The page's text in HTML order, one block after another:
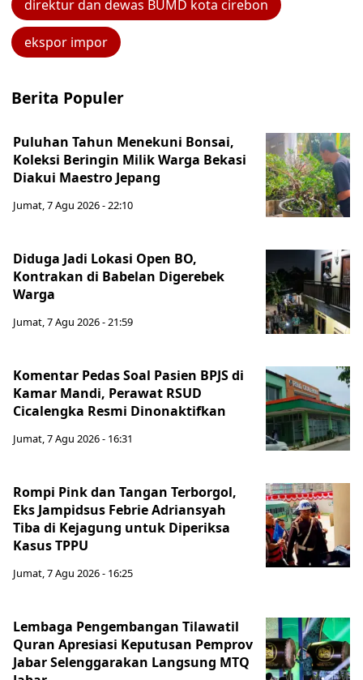
direktur dan dewas BUMD kota cirebon
ekspor impor
Berita Populer
Puluhan Tahun Menekuni Bonsai,
Koleksi Beringin Milik Warga Bekasi
Diakui Maestro Jepang
Jumat, 7 Agu 2026 - 22:10
Diduga Jadi Lokasi Open BO,
Kontrakan di Babelan Digerebek
Warga
Jumat, 7 Agu 2026 - 21:59
Komentar Pedas Soal Pasien BPJS di
Kamar Mandi, Perawat RSUD
Cicalengka Resmi Dinonaktifkan
Jumat, 7 Agu 2026 - 16:31
Rompi Pink dan Tangan Terborgol,
Eks Jampidsus Febrie Adriansyah
Tiba di Kejagung untuk Diperiksa
Kasus TPPU
Jumat, 7 Agu 2026 - 16:25
Lembaga Pengembangan Tilawatil
Quran Apresiasi Keputusan Pemprov
Jabar Selenggarakan Langsung MTQ